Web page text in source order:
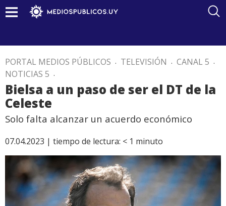
PORTAL MEDIOS PÚBLICOS . TELEVISIÓN . CANAL 5 .
NOTICIAS 5 .
Bielsa a un paso de ser el DT de la
Celeste
Solo falta alcanzar un acuerdo económico
07.04.2023 | tiempo de lectura: < 1 minuto